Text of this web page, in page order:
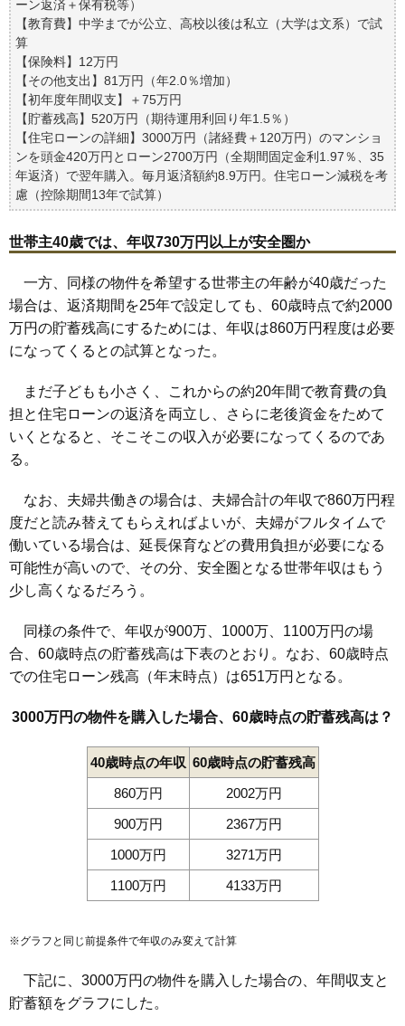
ーン返済＋保有税等）
【教育費】中学までが公立、高校以後は私立（大学は文系）で試
算
【保険料】12万円
【その他支出】81万円（年2.0％増加）
【初年度年間収支】＋75万円
【貯蓄残高】520万円（期待運用利回り年1.5％）
【住宅ローンの詳細】3000万円（諸経費＋120万円）のマンショ
ンを頭金420万円とローン2700万円（全期間固定金利1.97％、35
年返済）で翌年購入。毎月返済額約8.9万円。住宅ローン減税を考
慮（控除期間13年で試算）
世帯主40歳では、年収730万円以上が安全圏か
一方、同様の物件を希望する世帯主の年齢が40歳だった
場合は、返済期間を25年で設定しても、60歳時点で約2000
万円の貯蓄残高にするためには、年収は860万円程度は必要
になってくるとの試算となった。
まだ子どもも小さく、これからの約20年間で教育費の負
担と住宅ローンの返済を両立し、さらに老後資金をためて
いくとなると、そこそこの収入が必要になってくるのであ
る。
なお、夫婦共働きの場合は、夫婦合計の年収で860万円程
度だと読み替えてもらえればよいが、夫婦がフルタイムで
働いている場合は、延長保育などの費用負担が必要になる
可能性が高いので、その分、安全圏となる世帯年収はもう
少し高くなるだろう。
同様の条件で、年収が900万、1000万、1100万円の場
合、60歳時点の貯蓄残高は下表のとおり。なお、60歳時点
での住宅ローン残高（年末時点）は651万円となる。
3000万円の物件を購入した場合、60歳時点の貯蓄残高は？
40歳時点の年収 60歳時点の貯蓄残高
860万円
2002万円
900万円
2367万円
1000万円
3271万円
1100万円
4133万円
※グラフと同じ前提条件で年収のみ変えて計算
下記に、3000万円の物件を購入した場合の、年間収支と
貯蓄額をグラフにした。